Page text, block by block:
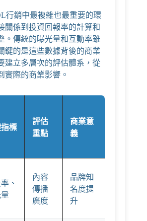
行銷中最複雜也最重要的環
關係到投資回報率的計算和
。傳統的曝光量和互動率雖
鍵的是這些數據背後的商業
建立多層次的評估體系，從
實際的商業影響。
指標
評估
重點
商業意
義
、
內容
傳播
廣度
品牌知
名度提
升